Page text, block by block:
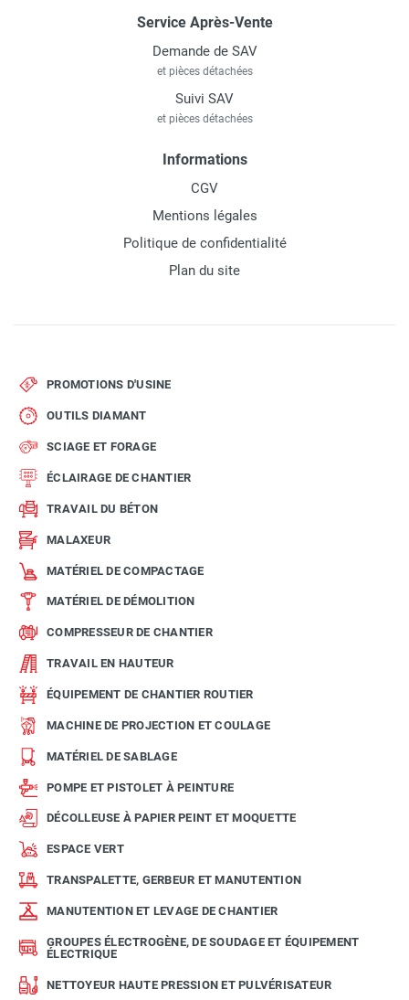
Service Après-Vente
Demande de SAV
et pièces détachées
Suivi SAV
et pièces détachées
Informations
CGV
Mentions légales
Politique de confidentialité
Plan du site
PROMOTIONS D'USINE
OUTILS DIAMANT
SCIAGE ET FORAGE
ÉCLAIRAGE DE CHANTIER
TRAVAIL DU BÉTON
MALAXEUR
MATÉRIEL DE COMPACTAGE
MATÉRIEL DE DÉMOLITION
COMPRESSEUR DE CHANTIER
TRAVAIL EN HAUTEUR
ÉQUIPEMENT DE CHANTIER ROUTIER
MACHINE DE PROJECTION ET COULAGE
MATÉRIEL DE SABLAGE
POMPE ET PISTOLET À PEINTURE
DÉCOLLEUSE À PAPIER PEINT ET MOQUETTE
ESPACE VERT
TRANSPALETTE, GERBEUR ET MANUTENTION
MANUTENTION ET LEVAGE DE CHANTIER
GROUPES ÉLECTROGÈNE, DE SOUDAGE ET ÉQUIPEMENT
ÉLECTRIQUE
NETTOYEUR HAUTE PRESSION ET PULVÉRISATEUR